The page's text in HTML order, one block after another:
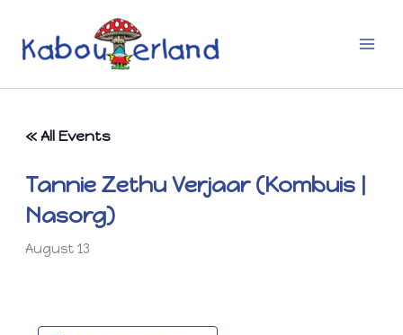
content
« All Events
Tannie Zethu Verjaar (Kombuis |
Nasorg)
August 13